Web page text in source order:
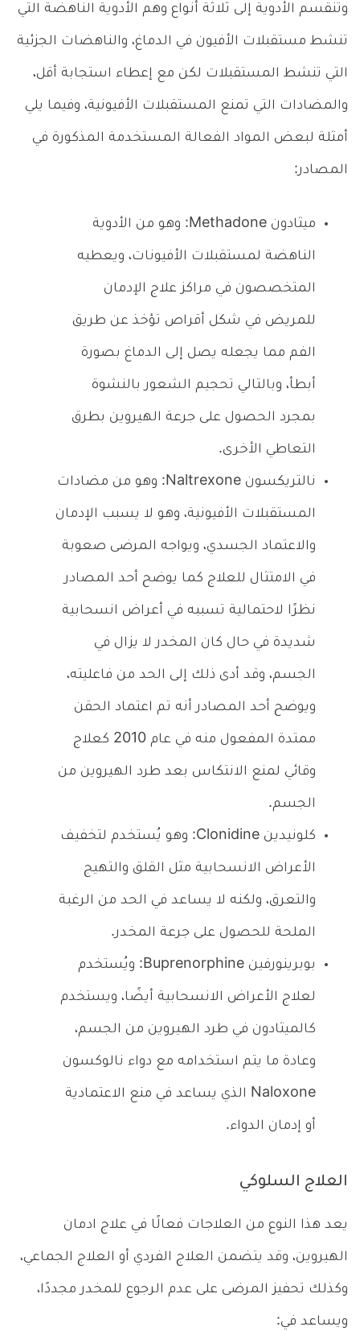
وتنقسم الأدوية إلى ثلاثة أنواع وهم الأدوية الناهضة التي
تنشط مستقبلات الأفيون في الدماغ، والناهضات الجزئية
التي تنشط المستقبلات لكن مع إعطاء استجابة أقل،
والمضادات التي تمنع المستقبلات الأفيونية، وفيما يلي
أمثلة لبعض المواد الفعالة المستخدمة المذكورة في
المصادر:
ميثادون Methadone: وهو من الأدوية
الناهضة لمستقبلات الأفيونات، ويعطيه
المتخصصون في مراكز علاج الإدمان
للمريض في شكل أقراص تؤخذ عن طريق
الفم مما يجعله يصل إلى الدماغ بصورة
أبطأ، وبالتالي تحجيم الشعور بالنشوة
بمجرد الحصول على جرعة الهيروين بطرق
التعاطي الأخرى.
نالتريكسون Naltrexone: وهو من مضادات
المستقبلات الأفيونية، وهو لا يسبب الإدمان
والاعتماد الجسدي، ويواجه المرضى صعوبة
في الامتثال للعلاج كما يوضح أحد المصادر
نظرًا لاحتمالية تسببه في أعراض انسحابية
شديدة في حال كان المخدر لا يزال في
الجسم، وقد أدى ذلك إلى الحد من فاعليته،
ويوضح أحد المصادر أنه تم اعتماد الحقن
ممتدة المفعول منه في عام 2010 كعلاج
وقائي لمنع الانتكاس بعد طرد الهيروين من
الجسم.
كلونيدين Clonidine: وهو يُستخدم لتخفيف
الأعراض الانسحابية مثل القلق والتهيج
والتعرق، ولكنه لا يساعد في الحد من الرغبة
الملحة للحصول على جرعة المخدر.
بوبرينورفين Buprenorphine: ويُستخدم
لعلاج الأعراض الانسحابية أيضًا، ويستخدم
كالميثادون في طرد الهيروين من الجسم،
وعادة ما يتم استخدامه مع دواء نالوكسون
Naloxone الذي يساعد في منع الاعتمادية
أو إدمان الدواء.
العلاج السلوكي
يعد هذا النوع من العلاجات فعالًا في علاج ادمان
الهيروين، وقد يتضمن العلاج الفردي أو العلاج الجماعي،
وكذلك تحفيز المرضى على عدم الرجوع للمخدر مجددًا،
ويساعد في: